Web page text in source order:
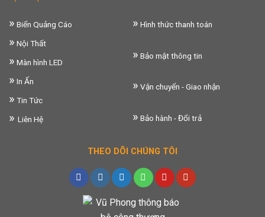
» Biển Quảng Cáo
» Nội Thất
» Màn hình LED
» In Ấn
» Tin Tức
» Liên Hệ
» Hình thức thanh toán
» Bảo mật thông tin
» Vận chuyển - Giao nhận
» Bảo hành - Đổi trả
THEO DÕI CHÚNG TÔI